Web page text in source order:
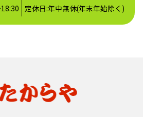
定休日:年中無休(年末年始除く)